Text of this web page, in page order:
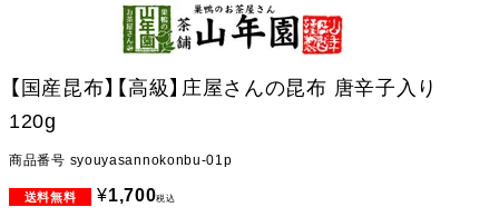
【国産昆布】【高級】庄屋さんの昆布 唐辛子入り
120g
商品番号 syouyasannokonbu-01p
¥1,700税込